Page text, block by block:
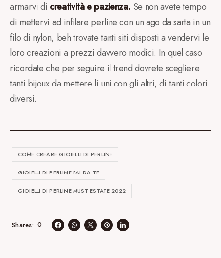
armarvi di creatività e pazienza. Se non avete tempo
di mettervi ad infilare perline con un ago da sarta in un
filo di nylon, beh trovate tanti siti disposti a vendervi le
loro creazioni a prezzi davvero modici. In quel caso
ricordate che per seguire il trend dovrete scegliere
tanti bijoux da mettere li uni con gli altri, di tanti colori
diversi.
COME CREARE GIOIELLI DI PERLINE
GIOIELLI DI PERLINE FAI DA TE
GIOIELLI DI PERLINE MUST ESTATE 2022
0
Shares